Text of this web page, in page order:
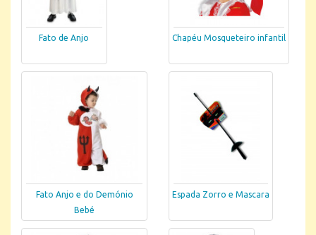
Fato de Anjo Chapéu Mosqueteiro infantil
Fato Anjo e do Demónio
Bebé
Espada Zorro e Mascara